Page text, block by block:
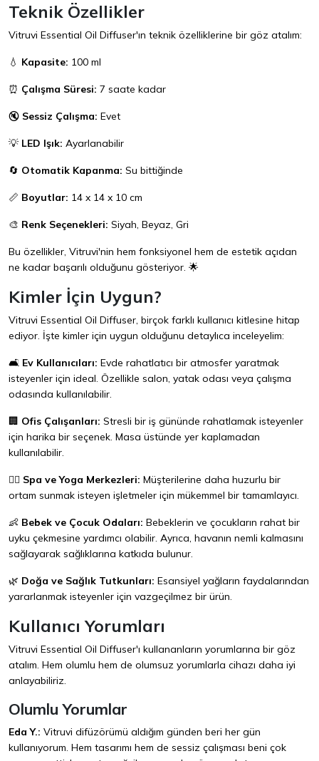
Teknik Özellikler
Vitruvi Essential Oil Diffuser'ın teknik özelliklerine bir göz atalım:
💧 Kapasite: 100 ml
⏰ Çalışma Süresi: 7 saate kadar
🔇 Sessiz Çalışma: Evet
💡 LED Işık: Ayarlanabilir
🔄 Otomatik Kapanma: Su bittiğinde
📏 Boyutlar: 14 x 14 x 10 cm
🎨 Renk Seçenekleri: Siyah, Beyaz, Gri
Bu özellikler, Vitruvi'nin hem fonksiyonel hem de estetik açıdan
ne kadar başarılı olduğunu gösteriyor. 🌟
Kimler İçin Uygun?
Vitruvi Essential Oil Diffuser, birçok farklı kullanıcı kitlesine hitap
ediyor. İşte kimler için uygun olduğunu detaylıca inceleyelim:
🛋️ Ev Kullanıcıları: Evde rahatlatıcı bir atmosfer yaratmak
isteyenler için ideal. Özellikle salon, yatak odası veya çalışma
odasında kullanılabilir.
🏢 Ofis Çalışanları: Stresli bir iş gününde rahatlamak isteyenler
için harika bir seçenek. Masa üstünde yer kaplamadan
kullanılabilir.
💆‍♀️ Spa ve Yoga Merkezleri: Müşterilerine daha huzurlu bir
ortam sunmak isteyen işletmeler için mükemmel bir tamamlayıcı.
👶 Bebek ve Çocuk Odaları: Bebeklerin ve çocukların rahat bir
uyku çekmesine yardımcı olabilir. Ayrıca, havanın nemli kalmasını
sağlayarak sağlıklarına katkıda bulunur.
🌿 Doğa ve Sağlık Tutkunları: Esansiyel yağların faydalarından
yararlanmak isteyenler için vazgeçilmez bir ürün.
Kullanıcı Yorumları
Vitruvi Essential Oil Diffuser'ı kullananların yorumlarına bir göz
atalım. Hem olumlu hem de olumsuz yorumlarla cihazı daha iyi
anlayabiliriz.
Olumlu Yorumlar
Eda Y.: Vitruvi difüzörümü aldığım günden beri her gün
kullanıyorum. Hem tasarımı hem de sessiz çalışması beni çok